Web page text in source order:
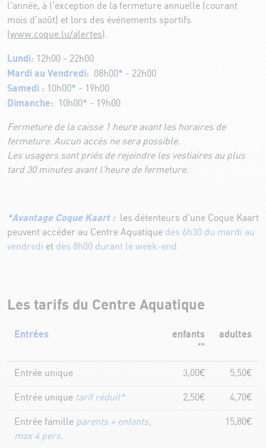
l'année, à l'exception de la fermeture annuelle (courant
mois d'août) et lors des événements sportifs
www.coque.lu/alertes ).
Lundi: 12h00 - 22h00
Mardi au Vendredi: 08h00* - 22h00
Samedi : 10h00* - 19h00
Dimanche: 10h00* - 19h00
Fermeture de la caisse 1 heure avant les horaires de
fermeture. Aucun accès ne sera possible.
Les usagers sont priés de rejoindre les vestiaires au plus
tard 30 minutes avant l’heure de fermeture.
*Avantage Coque Kaart : les détenteurs d'une Coque Kaart
peuvent accéder au Centre Aquatique dès 6h30 du mardi au
vendredi et dès 8h00 durant le week-end.
Les tarifs du Centre Aquatique
Entrées enfants
**
adultes
Entrée unique 3,00€ 5,50€
Entrée unique tarif réduit* 2,50€ 4,70€
Entrée famille parents + enfants,
max 4 pers.
15,80€